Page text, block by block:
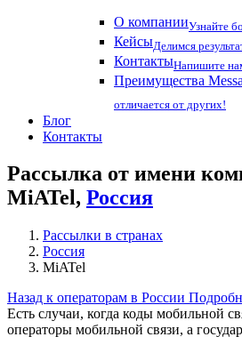
О компанииУзнайте
КейсыДелимся
КонтактыНапишите
Преимущества
отличается от других!
Блог
Контакты
Рассылка от имени
MiATel, Россия
Рассылки в странах
Россия
MiATel
Назад к операторам в России
Есть случаи, когда коды мобильной
операторы мобильной связи, а